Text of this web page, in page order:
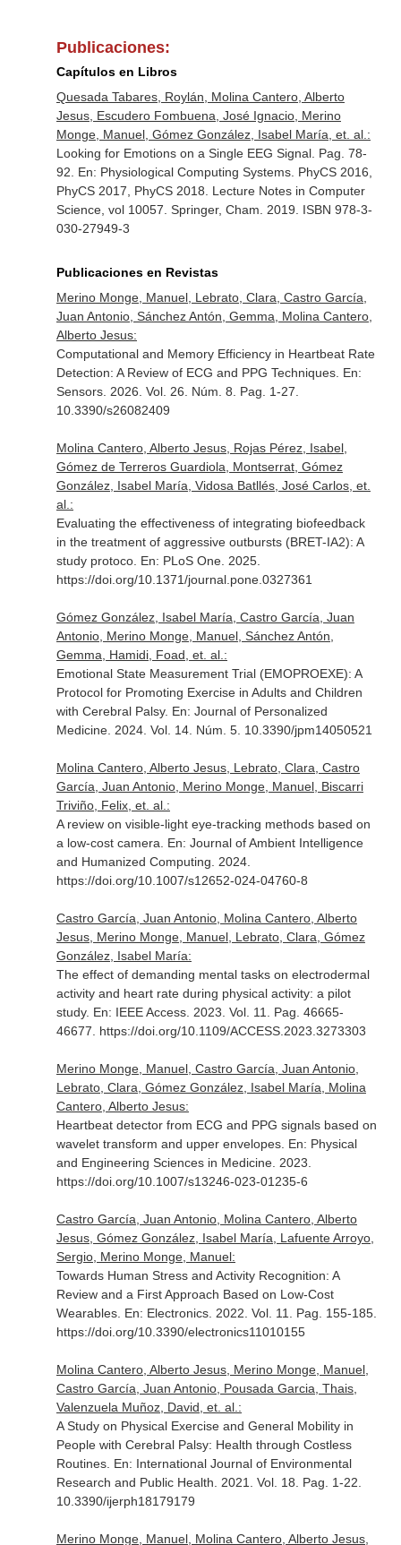
Publicaciones:
Capítulos en Libros
Quesada Tabares, Roylán, Molina Cantero, Alberto
Jesus, Escudero Fombuena, José Ignacio, Merino
Monge, Manuel, Gómez González, Isabel María, et. al.:
Looking for Emotions on a Single EEG Signal. Pag. 78-
92. En: Physiological Computing Systems. PhyCS 2016,
PhyCS 2017, PhyCS 2018. Lecture Notes in Computer
Science, vol 10057 . Springer, Cham. 2019. ISBN 978-3-
030-27949-3
Publicaciones en Revistas
Merino Monge, Manuel, Lebrato, Clara, Castro García,
Juan Antonio, Sánchez Antón, Gemma, Molina Cantero,
Alberto Jesus:
Computational and Memory Efficiency in Heartbeat Rate
Detection: A Review of ECG and PPG Techniques. En:
Sensors. 2026. Vol. 26. Núm. 8. Pag. 1-27.
10.3390/s26082409
Molina Cantero, Alberto Jesus, Rojas Pérez, Isabel,
Gómez de Terreros Guardiola, Montserrat, Gómez
González, Isabel María, Vidosa Batllés, José Carlos, et.
al.:
Evaluating the effectiveness of integrating biofeedback
in the treatment of aggressive outbursts (BRET-IA2): A
study protoco. En: PLoS One. 2025.
https://doi.org/10.1371/journal.pone.0327361
Gómez González, Isabel María, Castro García, Juan
Antonio, Merino Monge, Manuel, Sánchez Antón,
Gemma, Hamidi, Foad, et. al.:
Emotional State Measurement Trial (EMOPROEXE): A
Protocol for Promoting Exercise in Adults and Children
with Cerebral Palsy. En: Journal of Personalized
Medicine. 2024. Vol. 14. Núm. 5. 10.3390/jpm14050521
Molina Cantero, Alberto Jesus, Lebrato, Clara, Castro
García, Juan Antonio, Merino Monge, Manuel, Biscarri
Triviño, Felix, et. al.:
A review on visible-light eye-tracking methods based on
a low-cost camera. En: Journal of Ambient Intelligence
and Humanized Computing . 2024.
https://doi.org/10.1007/s12652-024-04760-8
Castro García, Juan Antonio, Molina Cantero, Alberto
Jesus, Merino Monge, Manuel, Lebrato, Clara, Gómez
González, Isabel María:
The effect of demanding mental tasks on electrodermal
activity and heart rate during physical activity: a pilot
study. En: IEEE Access. 2023. Vol. 11. Pag. 46665-
46677. https://doi.org/10.1109/ACCESS.2023.3273303
Merino Monge, Manuel, Castro García, Juan Antonio,
Lebrato, Clara, Gómez González, Isabel María, Molina
Cantero, Alberto Jesus:
Heartbeat detector from ECG and PPG signals based on
wavelet transform and upper envelopes. En: Physical
and Engineering Sciences in Medicine. 2023.
https://doi.org/10.1007/s13246-023-01235-6
Castro García, Juan Antonio, Molina Cantero, Alberto
Jesus, Gómez González, Isabel María, Lafuente Arroyo,
Sergio, Merino Monge, Manuel:
Towards Human Stress and Activity Recognition: A
Review and a First Approach Based on Low-Cost
Wearables. En: Electronics. 2022. Vol. 11. Pag. 155-185.
https://doi.org/10.3390/electronics11010155
Molina Cantero, Alberto Jesus, Merino Monge, Manuel,
Castro García, Juan Antonio, Pousada Garcia, Thais,
Valenzuela Muñoz, David, et. al.:
A Study on Physical Exercise and General Mobility in
People with Cerebral Palsy: Health through Costless
Routines. En: International Journal of Environmental
Research and Public Health . 2021. Vol. 18. Pag. 1-22.
10.3390/ijerph18179179
Merino Monge, Manuel, Molina Cantero, Alberto Jesus,